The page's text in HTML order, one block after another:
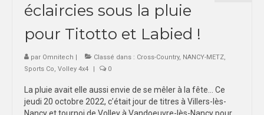
éclaircies sous la pluie
pour Titotto et Labied !
par Omnitech | Classé dans : Cross-Country, NANCY-METZ,
Sports Co, Volley 4x4 | 0
La pluie avait elle aussi envie de se mêler à la fête… Ce
jeudi 20 octobre 2022, c’était jour de titres à Villers-lès-